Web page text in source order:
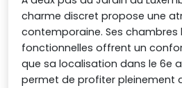
charme discret propose une
contemporaine. Ses chambres
fonctionnelles offrent un
que sa localisation dans le 6e
permet de profiter pleinement